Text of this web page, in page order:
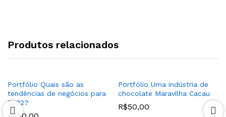
Produtos relacionados
Portfólio Quais são as
tendências de negócios para
2022?
Portfólio Uma indústria de
chocolate Maravilha Cacau
R$50,00